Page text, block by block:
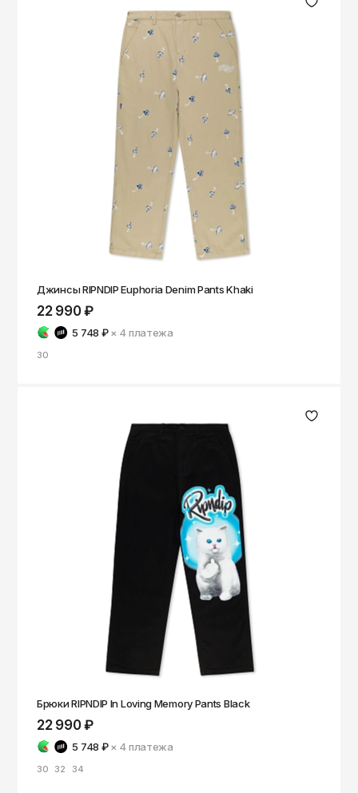
Джинсы RIPNDIP Euphoria Denim Pants Khaki
22 990 ₽
5 748 ₽ × 4платежа
30
Брюки RIPNDIP In Loving Memory Pants Black
22 990 ₽
5 748 ₽ × 4платежа
30 32 34